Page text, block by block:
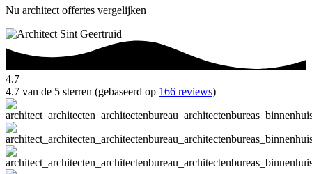
Nu architect offertes vergelijken
4.7
4.7 van de 5 sterren (gebaseerd op 166 reviews)